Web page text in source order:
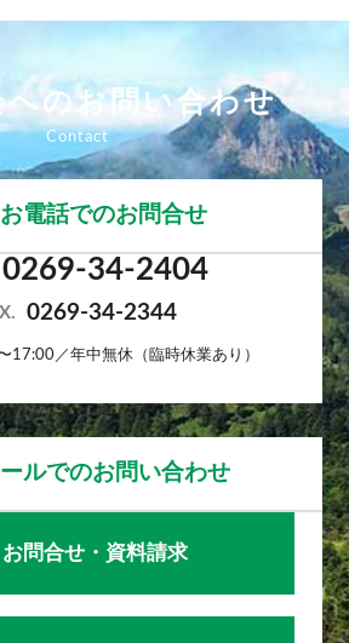
へのお問い合わせ
お電話でのお問合せ
0269-34-2404
0269-34-2344
17:00／年中無休（臨時休業あり）
ルでのお問い合わせ
お問合せ・資料請求